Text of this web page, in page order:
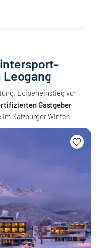
Leogang
Loipeneinstieg vor
Gastgeber
Salzburger Winter.